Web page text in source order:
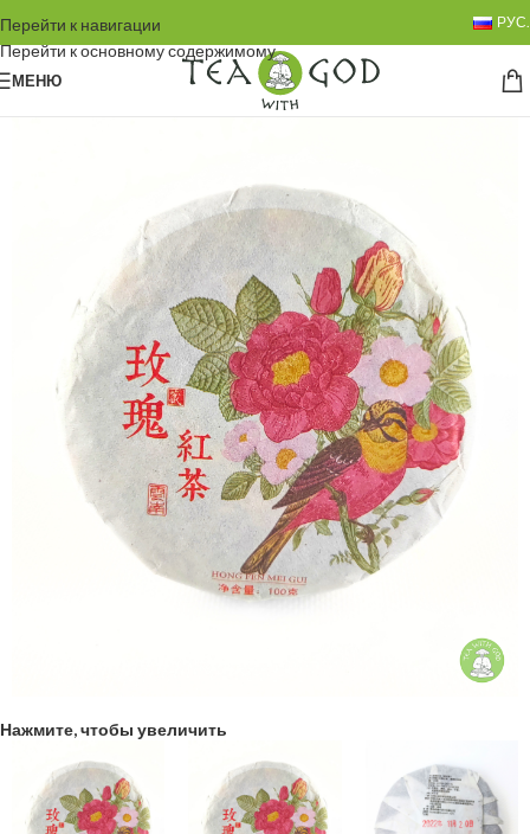
Перейти к навигации
Перейти к основному содержимому
РУС.
МЕНЮ
Нажмите, чтобы увеличить